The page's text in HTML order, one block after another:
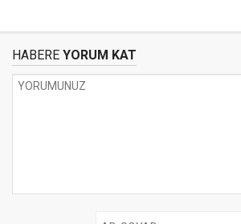
HABERE YORUM KAT